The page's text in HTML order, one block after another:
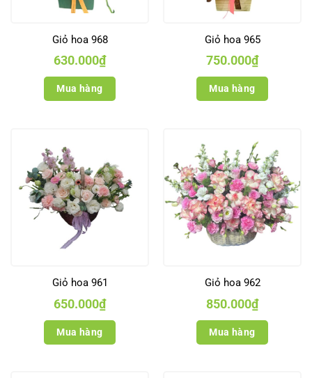
Giỏ hoa 968
630.000₫
Mua hàng
Giỏ hoa 965
750.000₫
Mua hàng
Giỏ hoa 961
650.000₫
Mua hàng
Giỏ hoa 962
850.000₫
Mua hàng